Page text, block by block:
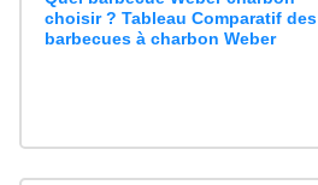
choisir ? Tableau Comparatif des
barbecues à charbon Weber